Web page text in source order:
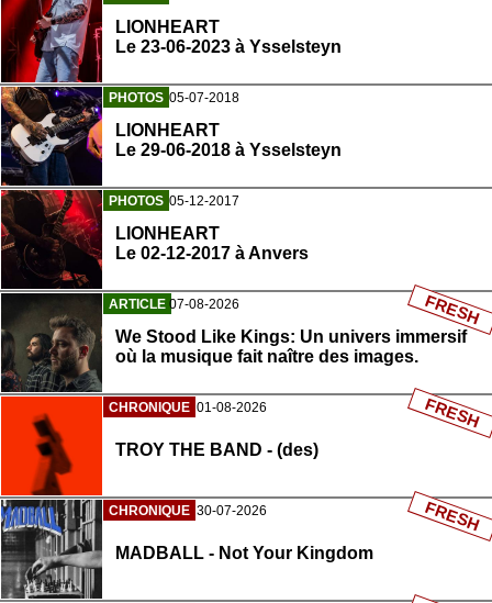
LIONHEART
Le 23-06-2023 à Ysselsteyn
PHOTOS 05-07-2018
LIONHEART
Le 29-06-2018 à Ysselsteyn
PHOTOS 05-12-2017
LIONHEART
Le 02-12-2017 à Anvers
ARTICLE 07-08-2026
We Stood Like Kings: Un univers immersif
où la musique fait naître des images.
FRESH
CHRONIQUE 01-08-2026
TROY THE BAND - (des)
FRESH
CHRONIQUE 30-07-2026
MADBALL - Not Your Kingdom
FRESH